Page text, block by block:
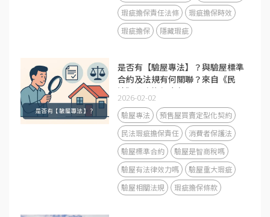
瑕疵擔保責任法條
瑕疵擔保時效
瑕疵擔保
隱藏瑕疵
是否有【驗屋專法】？與驗屋標準
合約及法規有何關聯？來自《民
法》瑕疵擔保責任？
2026-02-02
驗屋專法
預售屋買賣定型化契約
民法瑕疵擔保責任
消費者保護法
驗屋標準合約
驗屋是智商稅嗎
驗屋有法律效力嗎
驗屋重大瑕疵
驗屋相關法規
瑕疵擔保條款